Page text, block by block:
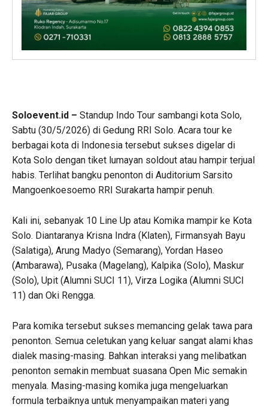
Soloevent.id – Standup Indo Tour sambangi kota Solo,
Sabtu (30/5/2026) di Gedung RRI Solo. Acara tour ke
berbagai kota di Indonesia tersebut sukses digelar di
Kota Solo dengan tiket lumayan soldout atau hampir terjual
habis. Terlihat bangku penonton di Auditorium Sarsito
Mangoenkoesoemo RRI Surakarta hampir penuh.
Kali ini, sebanyak 10 Line Up atau Komika mampir ke Kota
Solo. Diantaranya Krisna Indra (Klaten), Firmansyah Bayu
(Salatiga), Arung Madyo (Semarang), Yordan Haseo
(Ambarawa), Pusaka (Magelang), Kalpika (Solo), Maskur
(Solo), Upit (Alumni SUCI 11), Virza Logika (Alumni SUCI
11) dan Oki Rengga.
Para komika tersebut sukses memancing gelak tawa para
penonton. Semua celetukan yang keluar sangat alami khas
dialek masing-masing. Bahkan interaksi yang melibatkan
penonton semakin membuat suasana Open Mic semakin
menyala. Masing-masing komika juga mengeluarkan
formula terbaiknya untuk menyampaikan materi yang